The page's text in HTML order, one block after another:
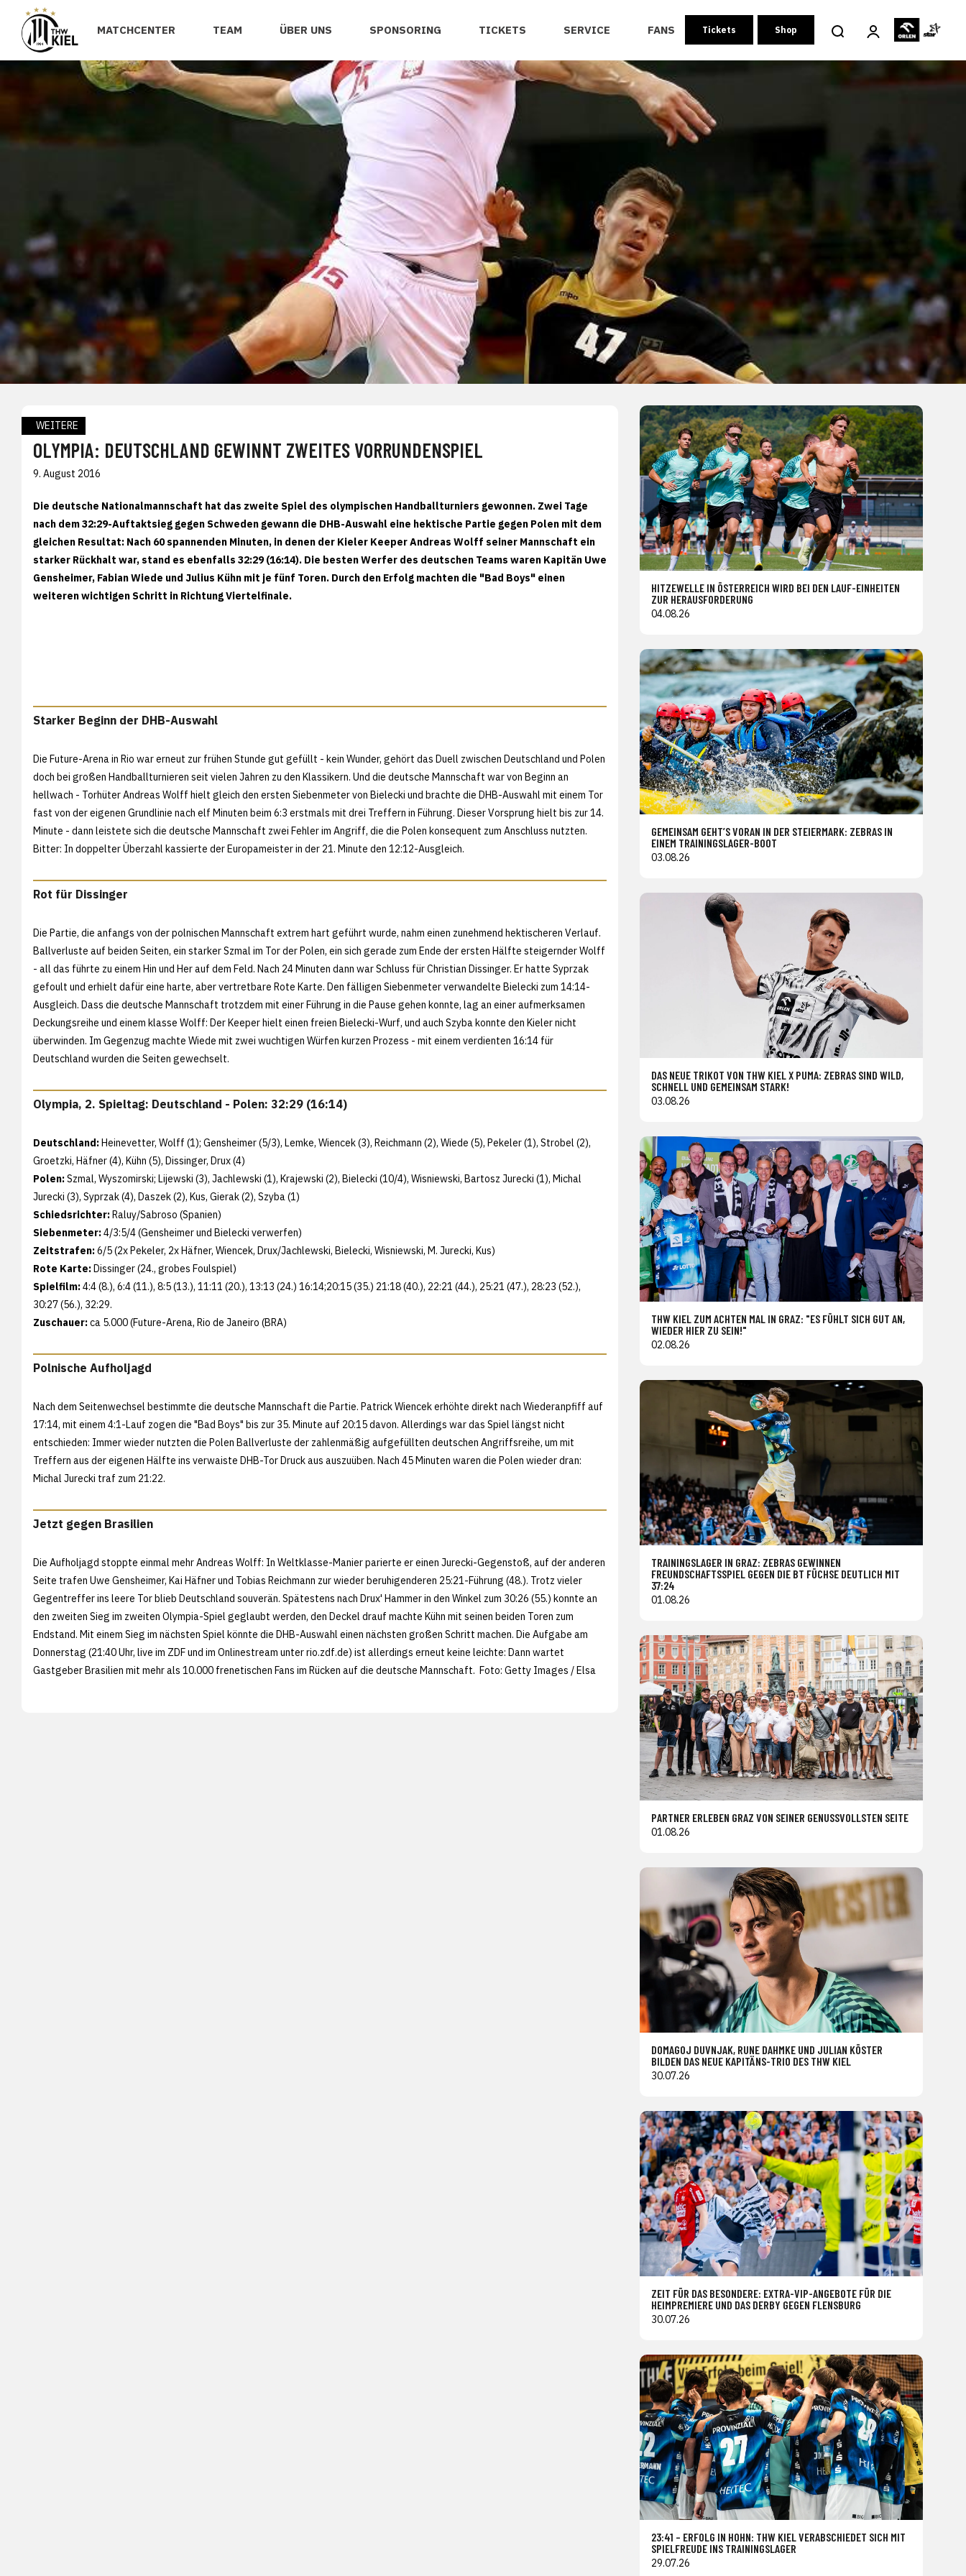
MATCHCENTER TEAM ÜBER UNS SPONSORING TICKETS SERVICE FANS Tickets Shop
WEITERE
OLYMPIA: DEUTSCHLAND GEWINNT ZWEITES VORRUNDENSPIEL
9. August 2016
Die deutsche Nationalmannschaft hat das zweite Spiel des olympischen Handballturniers gewonnen. Zwei Tage
nach dem 32:29-Auftaktsieg gegen Schweden gewann die DHB-Auswahl eine hektische Partie gegen Polen mit dem
gleichen Resultat: Nach 60 spannenden Minuten, in denen der Kieler Keeper Andreas Wolff seiner Mannschaft ein
starker Rückhalt war, stand es ebenfalls 32:29 (16:14). Die besten Werfer des deutschen Teams waren Kapitän Uwe
Gensheimer, Fabian Wiede und Julius Kühn mit je fünf Toren. Durch den Erfolg machten die "Bad Boys" einen
weiteren wichtigen Schritt in Richtung Viertelfinale.
Starker Beginn der DHB-Auswahl
Die Future-Arena in Rio war erneut zur frühen Stunde gut gefüllt - kein Wunder, gehört das Duell zwischen Deutschland und Polen
doch bei großen Handballturnieren seit vielen Jahren zu den Klassikern. Und die deutsche Mannschaft war von Beginn an
hellwach - Torhüter Andreas Wolff hielt gleich den ersten Siebenmeter von Bielecki und brachte die DHB-Auswahl mit einem Tor
fast von der eigenen Grundlinie nach elf Minuten beim 6:3 erstmals mit drei Treffern in Führung. Dieser Vorsprung hielt bis zur 14.
Minute - dann leistete sich die deutsche Mannschaft zwei Fehler im Angriff, die die Polen konsequent zum Anschluss nutzten.
Bitter: In doppelter Überzahl kassierte der Europameister in der 21. Minute den 12:12-Ausgleich.
Rot für Dissinger
Die Partie, die anfangs von der polnischen Mannschaft extrem hart geführt wurde, nahm einen zunehmend hektischeren Verlauf.
Ballverluste auf beiden Seiten, ein starker Szmal im Tor der Polen, ein sich gerade zum Ende der ersten Hälfte steigernder Wolff
- all das führte zu einem Hin und Her auf dem Feld. Nach 24 Minuten dann war Schluss für Christian Dissinger. Er hatte Syprzak
gefoult und erhielt dafür eine harte, aber vertretbare Rote Karte. Den fälligen Siebenmeter verwandelte Bielecki zum 14:14-
Ausgleich. Dass die deutsche Mannschaft trotzdem mit einer Führung in die Pause gehen konnte, lag an einer aufmerksamen
Deckungsreihe und einem klasse Wolff: Der Keeper hielt einen freien Bielecki-Wurf, und auch Szyba konnte den Kieler nicht
überwinden. Im Gegenzug machte Wiede mit zwei wuchtigen Würfen kurzen Prozess - mit einem verdienten 16:14 für
Deutschland wurden die Seiten gewechselt.
Olympia, 2. Spieltag: Deutschland - Polen: 32:29 (16:14)
Deutschland:Heinevetter, Wolff (1); Gensheimer (5/3), Lemke, Wiencek (3), Reichmann (2), Wiede (5), Pekeler (1), Strobel (2),
Groetzki, Häfner (4), Kühn (5), Dissinger, Drux (4)
Polen:Szmal, Wyszomirski; Lijewski (3), Jachlewski (1), Krajewski (2), Bielecki (10/4), Wisniewski, Bartosz Jurecki (1), Michal
Jurecki (3), Syprzak (4), Daszek (2), Kus, Gierak (2), Szyba (1)
Schiedsrichter:Raluy/Sabroso (Spanien)
Siebenmeter:4/3:5/4 (Gensheimer und Bielecki verwerfen)
Zeitstrafen:6/5 (2x Pekeler, 2x Häfner, Wiencek, Drux/Jachlewski, Bielecki, Wisniewski, M. Jurecki, Kus)
Rote Karte:Dissinger (24., grobes Foulspiel)
Spielfilm:4:4 (8.), 6:4 (11.), 8:5 (13.), 11:11 (20.), 13:13 (24.) 16:14;20:15 (35.) 21:18 (40.), 22:21 (44.), 25:21 (47.), 28:23 (52.),
30:27 (56.), 32:29.
Zuschauer:ca 5.000 (Future-Arena, Rio de Janeiro (BRA)
Polnische Aufholjagd
Nach dem Seitenwechsel bestimmte die deutsche Mannschaft die Partie. Patrick Wiencek erhöhte direkt nach Wiederanpfiff auf
17:14, mit einem 4:1-Lauf zogen die "Bad Boys" bis zur 35. Minute auf 20:15 davon. Allerdings war das Spiel längst nicht
entschieden: Immer wieder nutzten die Polen Ballverluste der zahlenmäßig aufgefüllten deutschen Angriffsreihe, um mit
Treffern aus der eigenen Hälfte ins verwaiste DHB-Tor Druck aus auszuüben. Nach 45 Minuten waren die Polen wieder dran:
Michal Jurecki traf zum 21:22.
Jetzt gegen Brasilien
Die Aufholjagd stoppte einmal mehr Andreas Wolff: In Weltklasse-Manier parierte er einen Jurecki-Gegenstoß, auf der anderen
Seite trafen Uwe Gensheimer, Kai Häfner und Tobias Reichmann zur wieder beruhigenderen 25:21-Führung (48.). Trotz vieler
Gegentreffer ins leere Tor blieb Deutschland souverän. Spätestens nach Drux' Hammer in den Winkel zum 30:26 (55.) konnte an
den zweiten Sieg im zweiten Olympia-Spiel geglaubt werden, den Deckel drauf machte Kühn mit seinen beiden Toren zum
Endstand. Mit einem Sieg im nächsten Spiel könnte die DHB-Auswahl einen nächsten großen Schritt machen. Die Aufgabe am
Donnerstag (21:40 Uhr, live im ZDF und im Onlinestream unterrio.zdf.de) ist allerdings erneut keine leichte: Dann wartet
Gastgeber Brasilien mit mehr als 10.000 frenetischen Fans im Rücken auf die deutsche Mannschaft. Foto: Getty Images / Elsa
HITZEWELLE IN ÖSTERREICH WIRD BEI DEN LAUF-EINHEITEN
ZUR HERAUSFORDERUNG
04.08.26
GEMEINSAM GEHT’S VORAN IN DER STEIERMARK: ZEBRAS IN
EINEM TRAININGSLAGER-BOOT
03.08.26
DAS NEUE TRIKOT VON THW KIEL X PUMA: ZEBRAS SIND WILD,
SCHNELL UND GEMEINSAM STARK!
03.08.26
THW KIEL ZUM ACHTEN MAL IN GRAZ: "ES FÜHLT SICH GUT AN,
WIEDER HIER ZU SEIN!"
02.08.26
TRAININGSLAGER IN GRAZ: ZEBRAS GEWINNEN
FREUNDSCHAFTSSPIEL GEGEN DIE BT FÜCHSE DEUTLICH MIT
37:24
01.08.26
PARTNER ERLEBEN GRAZ VON SEINER GENUSSVOLLSTEN SEITE
01.08.26
DOMAGOJ DUVNJAK, RUNE DAHMKE UND JULIAN KÖSTER
BILDEN DAS NEUE KAPITÄNS-TRIO DES THW KIEL
30.07.26
ZEIT FÜR DAS BESONDERE: EXTRA-VIP-ANGEBOTE FÜR DIE
HEIMPREMIERE UND DAS DERBY GEGEN FLENSBURG
30.07.26
23:41 – ERFOLG IN HOHN: THW KIEL VERABSCHIEDET SICH MIT
SPIELFREUDE INS TRAININGSLAGER
29.07.26